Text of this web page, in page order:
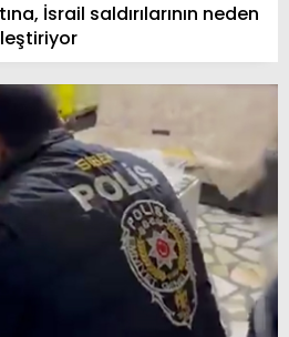
İsrail saldırılarının neden